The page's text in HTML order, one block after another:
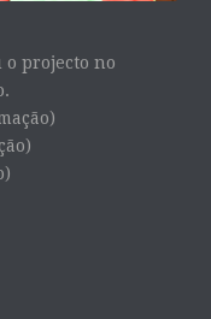
projecto no